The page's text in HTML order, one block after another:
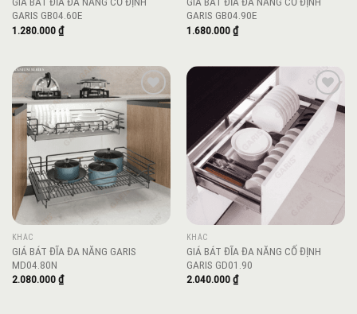
GARIS GB04.60E
1.280.000₫
GARIS GB04.90E
1.680.000₫
Add to
KHÁC
GIÁ BÁT ĐĨA ĐA NĂNG GARIS
MD04.80N
2.080.000₫
Add to
wishlist
KHÁC
GIÁ BÁT ĐĨA ĐA NĂNG CỐ ĐỊNH
GARIS GD01.90
2.040.000₫